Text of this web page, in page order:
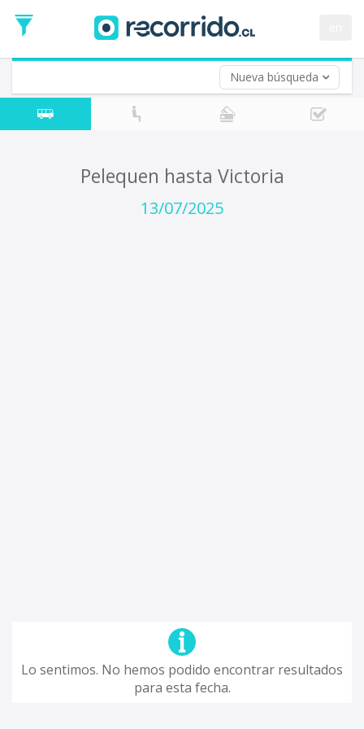
Nueva búsqueda
de
Ida
Vuelta (opcional)
Fecha
de
Pelequen hasta Victoria
13/07/2025
Lo sentimos. No hemos podido encontrar resultados
para esta fecha.